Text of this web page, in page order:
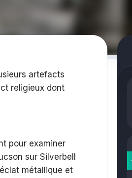
artefacts
religieux dont
pour examiner
sur Silverbell
métallique et